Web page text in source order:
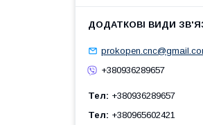
+380936289657
Тел
+380936289657
Тел
+380965602421